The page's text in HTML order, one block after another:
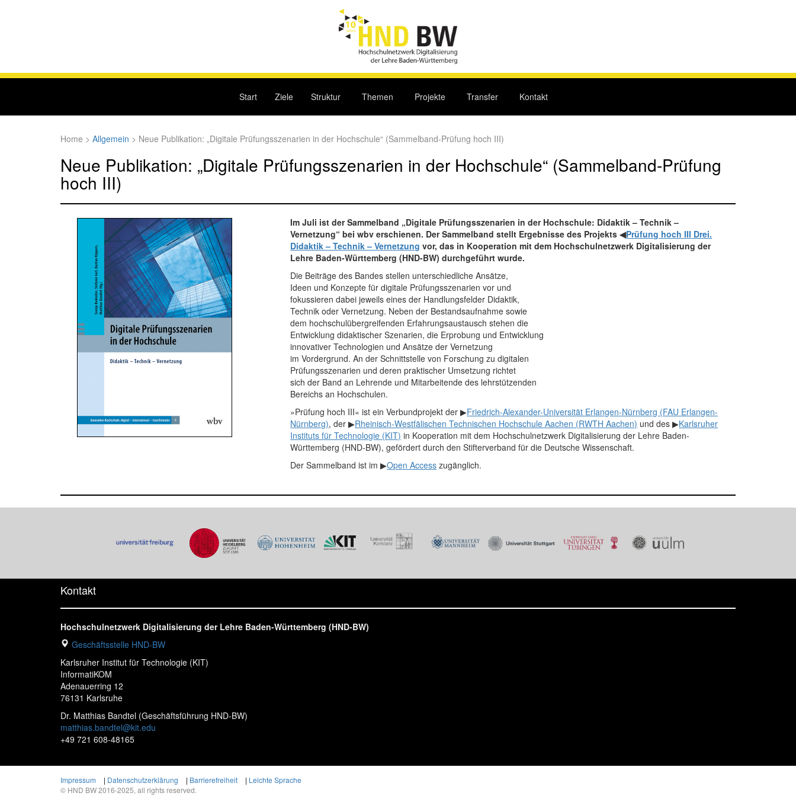
Start Ziele Struktur Themen Projekte Transfer Kontakt
Home > Allgemein > Neue Publikation: „Digitale Prüfungsszenarien in der Hochschule“ (Sammelband-Prüfung hoch III)
Neue Publikation: „Digitale Prüfungsszenarien in der Hochschule“ (Sammelband-Prüfung
hoch III)
Im Juli ist der Sammelband „Digitale Prüfungsszenarien in der Hochschule: Didaktik – Technik –
Vernetzung“ bei wbv erschienen. Der Sammelband stellt Ergebnisse des Projekts ◀Prüfung hoch III Drei.
Didaktik – Technik – Vernetzung vor, das in Kooperation mit dem Hochschulnetzwerk Digitalisierung der
Lehre Baden-Württemberg (HND-BW) durchgeführt wurde.
Die Beiträge des Bandes stellen unterschiedliche Ansätze,
Ideen und Konzepte für digitale Prüfungsszenarien vor und
fokussieren dabei jeweils eines der Handlungsfelder Didaktik,
Technik oder Vernetzung. Neben der Bestandsaufnahme sowie
dem hochschulübergreifenden Erfahrungsaustausch stehen die
Entwicklung didaktischer Szenarien, die Erprobung und Entwicklung
innovativer Technologien und Ansätze der Vernetzung
im Vordergrund. An der Schnittstelle von Forschung zu digitalen
Prüfungsszenarien und deren praktischer Umsetzung richtet
sich der Band an Lehrende und Mitarbeitende des lehrstützenden
Bereichs an Hochschulen.
»Prüfung hoch III« ist ein Verbundprojekt der ▶Friedrich-Alexander-Universität Erlangen-Nürnberg (FAU Erlangen-
Nürnberg), der ▶Rheinisch-Westfälischen Technischen Hochschule Aachen (RWTH Aachen) und des ▶Karlsruher
Instituts für Technologie (KIT) in Kooperation mit dem Hochschulnetzwerk Digitalisierung der Lehre Baden-
Württemberg (HND-BW), gefördert durch den Stifterverband für die Deutsche Wissenschaft.
Der Sammelband ist im ▶Open Access zugänglich.
Kontakt
Hochschulnetzwerk Digitalisierung der Lehre Baden-Württemberg (HND-BW)
Geschäftsstelle HND-BW
Karlsruher Institut für Technologie (KIT)
InformatiKOM
Adenauerring 12
76131 Karlsruhe
Dr. Matthias Bandtel (Geschäftsführung HND-BW)
matthias.bandtel@kit.edu
+49 721 608-48165
Impressum | Datenschutzerklärung | Barrierefreiheit | Leichte Sprache
© HND BW 2016-2025, all rights reserved.